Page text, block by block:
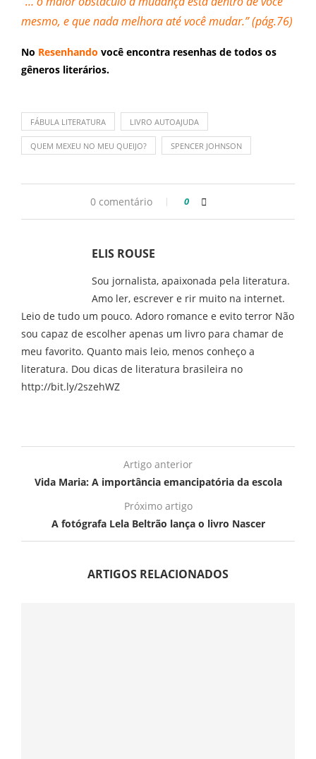
mesmo, e que nada melhora até você mudar.” (pág.76)
No Resenhando você encontra resenhas de todos os
gêneros literários.
FÁBULA LITERATURA LIVRO AUTOAJUDA
QUEM MEXEU NO MEU QUEIJO? SPENCER JOHNSON
0 comentário 0
ELIS ROUSE
Sou jornalista, apaixonada pela literatura.
Amo ler, escrever e rir muito na internet.
Leio de tudo um pouco. Adoro romance e evito terror Não
sou capaz de escolher apenas um livro para chamar de
meu favorito. Quanto mais leio, menos conheço a
literatura. Dou dicas de literatura brasileira no
http://bit.ly/2szehWZ
Artigo anterior
Vida Maria: A importância emancipatória da escola
Próximo artigo
A fotógrafa Lela Beltrão lança o livro Nascer
ARTIGOS RELACIONADOS